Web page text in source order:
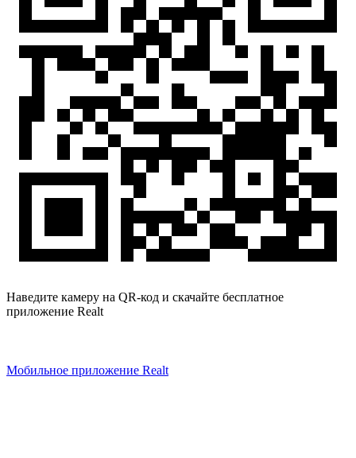
Наведите камеру на QR-код и скачайте бесплатное
приложение Realt
Мобильное приложение Realt